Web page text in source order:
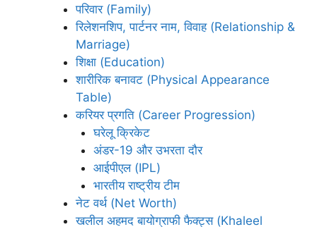
परिवार (Family)
रिलेशनशिप, पार्टनर नाम, विवाह (Relationship &
Marriage)
शिक्षा (Education)
शारीरिक बनावट (Physical Appearance
Table)
करियर प्रगति (Career Progression)
घरेलू क्रिकेट
अंडर-19 और उभरता दौर
आईपीएल (IPL)
भारतीय राष्ट्रीय टीम
नेट वर्थ (Net Worth)
खलील अहमद बायोग्राफी फैक्ट्स (Khaleel